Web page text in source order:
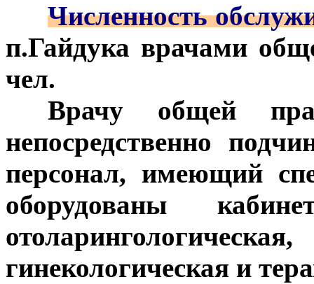
Численность
п.Гайдука врачами
чел.
Врачу общей
непосредственно
персонал, имеющий
оборудованы
гинекологическая и